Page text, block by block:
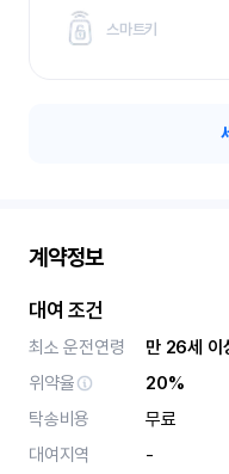
스마트키
계약정보
대여 조건
최소 운전연령
만 26세 이
위약율
20%
탁송비용
무료
대여지역
-